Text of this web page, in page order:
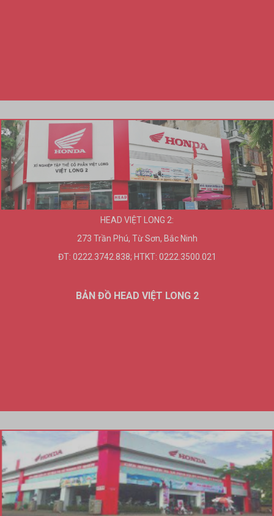
HEAD VIỆT LONG 2:
273 Trần Phú, Từ Sơn, Bắc Ninh
ĐT: 0222.3742.838; HTKT: 0222.3500.021
BẢN ĐỒ HEAD VIỆT LONG 2